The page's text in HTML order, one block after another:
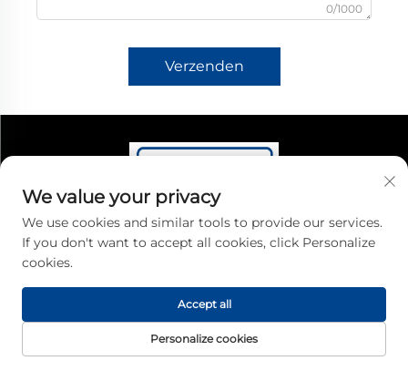
0/1000
Verzenden
Guangdong South China Sea biedt precisie-
toepassingen. Onze rekstaven, drukcellen en
draagbare weegsystemen voor assen bieden hoge
nauwkeurigheid en betrouwbaarheid. Vertrouwd
We value your privacy
We use cookies and similar tools to provide our services.
If you don't want to accept all cookies, click Personalize
cookies.
Personalize cookies
Accept all